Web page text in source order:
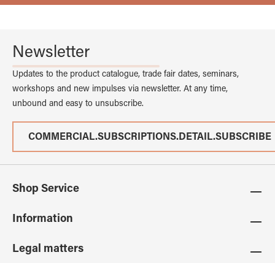
Newsletter
Updates to the product catalogue, trade fair dates, seminars,
workshops and new impulses via newsletter. At any time,
unbound and easy to unsubscribe.
COMMERCIAL.SUBSCRIPTIONS.DETAIL.SUBSCRIBE
Shop Service
Information
Legal matters